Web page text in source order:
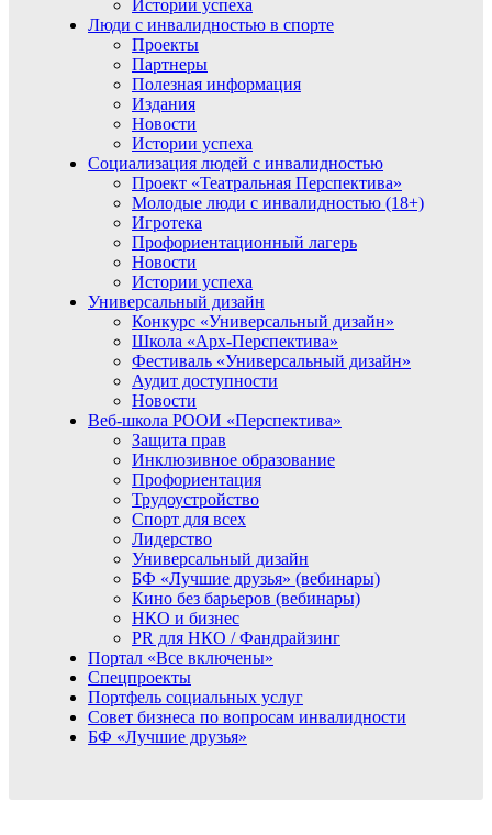
Истории успеха
Люди с инвалидностью в спорте
Проекты
Партнеры
Полезная информация
Издания
Новости
Истории успеха
Социализация людей с инвалидностью
Проект «Театральная Перспектива»
Молодые люди с инвалидностью (18+)
Игротека
Профориентационный лагерь
Новости
Истории успеха
Универсальный дизайн
Конкурс «Универсальный дизайн»
Школа «Арх-Перспектива»
Фестиваль «Универсальный дизайн»
Аудит доступности
Новости
Веб-школа РООИ «Перспектива»
Защита прав
Инклюзивное образование
Профориентация
Трудоустройство
Спорт для всех
Лидерство
Универсальный дизайн
БФ «Лучшие друзья» (вебинары)
Кино без барьеров (вебинары)
НКО и бизнес
PR для НКО / Фандрайзинг
Портал «Все включены»
Спецпроекты
Портфель социальных услуг
Совет бизнеса по вопросам инвалидности
БФ «Лучшие друзья»